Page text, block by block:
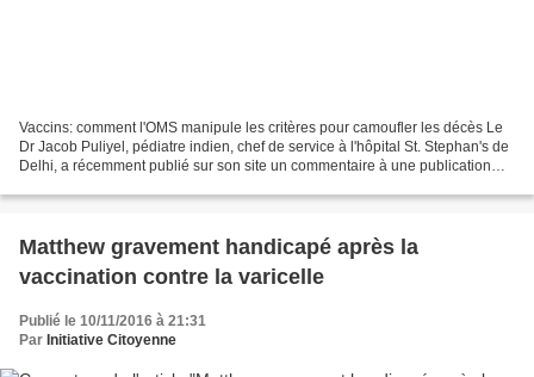
Vaccins: comment l'OMS manipule les critères pour camoufler les décès Le
Dr Jacob Puliyel, pédiatre indien, chef de service à l'hôpital St. Stephan's de
Delhi, a récemment publié sur son site un commentaire à une publication
Matthew gravement handicapé après la
vaccination contre la varicelle
Publié le 10/11/2016 à 21:31
Par Initiative Citoyenne